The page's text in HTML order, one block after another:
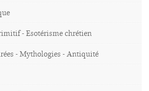
- Esotérisme chrétien
- Mythologies - Antiquité